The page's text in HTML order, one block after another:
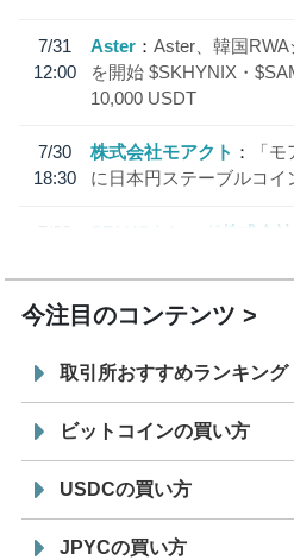
7/31
12:00
Aster
Aster、韓国
を開始 $SKHYNIX・
10,000 USDT
7/30
18:30
株式会社モアクト
「
に日本円ステーブルコイ
7/29
SBI VCトレード株式会社
今注目のコンテンツ
取引所おすすめランキング
ビットコインの買い方
USDCの買い方
JPYCの買い方